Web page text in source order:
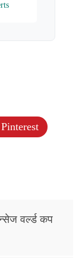
Pinterest
वर्ल्ड कप